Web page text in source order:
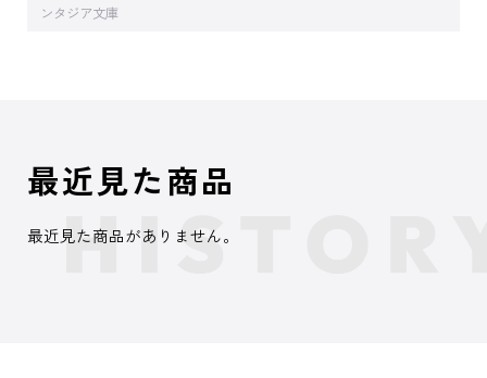
ンタジア文庫
最近見た商品
最近見た商品がありません。